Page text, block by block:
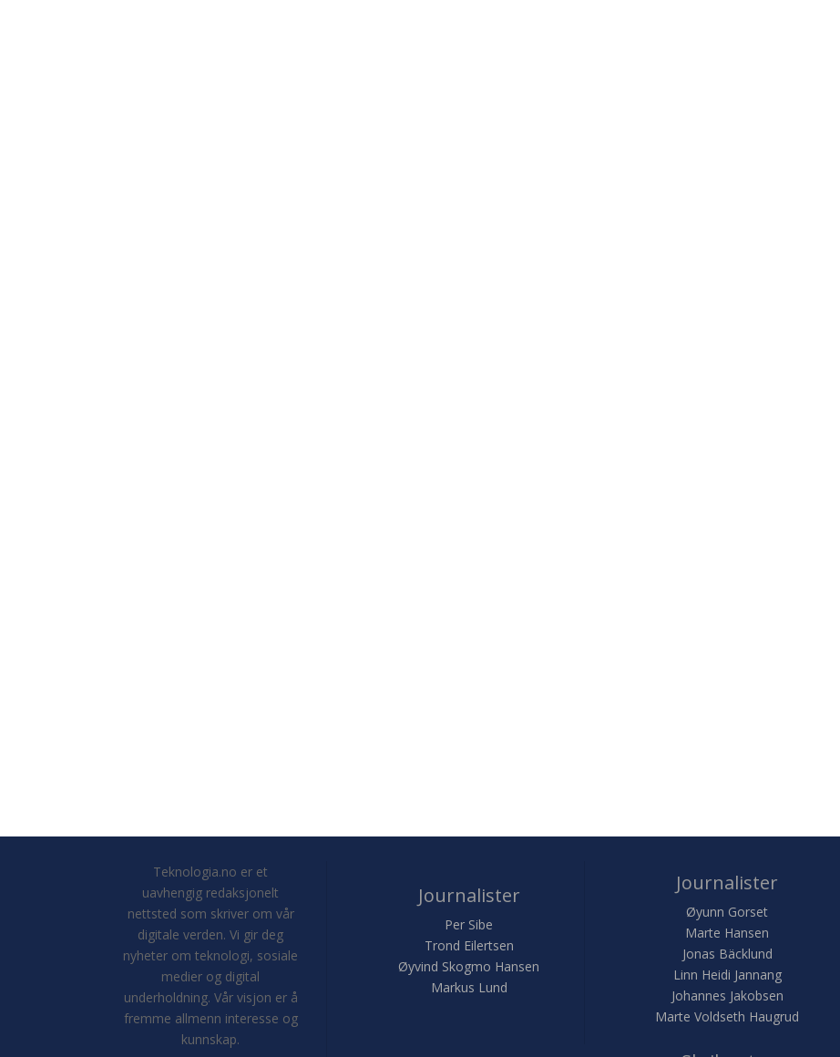
Teknologia.no er et
uavhengig redaksjonelt
nettsted som skriver om vår
digitale verden. Vi gir deg
nyheter om teknologi, sosiale
medier og digital
underholdning. Vår visjon er å
fremme allmenn interesse og
kunnskap.
Journalister
Per Sibe
Trond Eilertsen
Øyvind Skogmo Hansen
Markus Lund
Journalister
Øyunn Gorset
Marte Hansen
Jonas Bäcklund
Linn Heidi Jannang
Johannes Jakobsen
Marte Voldseth Haugrud